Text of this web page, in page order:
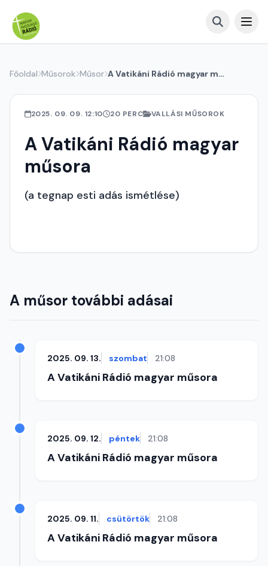
Főoldal Műsorok Műsor A Vatikáni Rádió magyar műsora
2025. 09. 09. 12:10 20 PERC VALLÁSI MŰSOROK
A Vatikáni Rádió magyar
műsora
(a tegnap esti adás ismétlése)
A műsor további adásai
2025. 09. 13. szombat 21:08
A Vatikáni Rádió magyar műsora
2025. 09. 12. péntek 21:08
A Vatikáni Rádió magyar műsora
2025. 09. 11. csütörtök 21:08
A Vatikáni Rádió magyar műsora